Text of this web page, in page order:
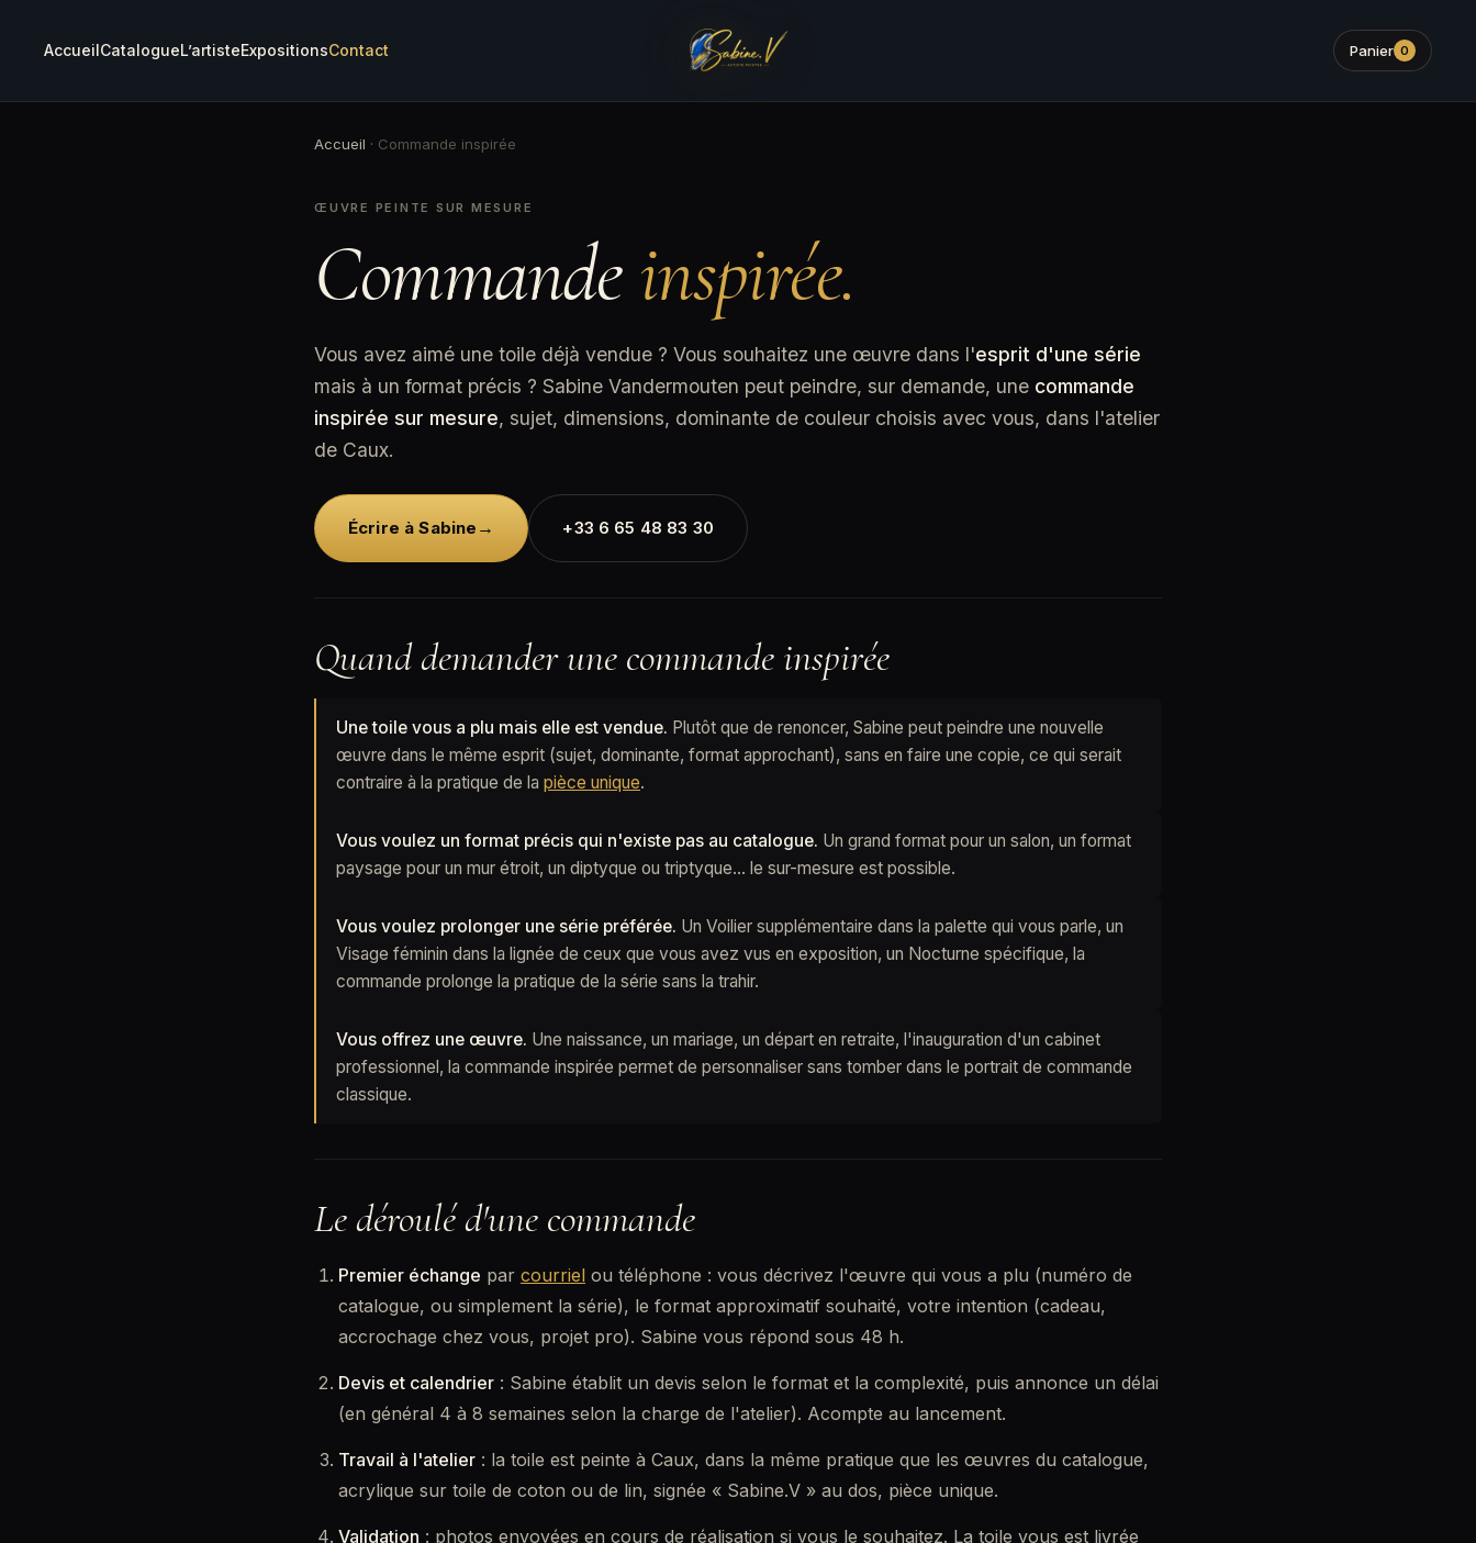
AccueilCatalogueL’artisteExpositionsContact Panier 0
Accueil · Commande inspirée
ŒUVRE PEINTE SUR MESURE
Commandeinspirée.
Vous avez aimé une toile déjà vendue ? Vous souhaitez une œuvre dans l'esprit d'une série
mais à un format précis ? Sabine Vandermouten peut peindre, sur demande, une commande
inspirée sur mesure, sujet, dimensions, dominante de couleur choisis avec vous, dans l'atelier
de Caux.
Écrire à Sabine → +33 6 65 48 83 30
Quand demander une commande inspirée
Une toile vous a plu mais elle est vendue. Plutôt que de renoncer, Sabine peut peindre une nouvelle
œuvre dans le même esprit (sujet, dominante, format approchant), sans en faire une copie, ce qui serait
contraire à la pratique de la pièce unique.
Vous voulez un format précis qui n'existe pas au catalogue. Un grand format pour un salon, un format
paysage pour un mur étroit, un diptyque ou triptyque… le sur-mesure est possible.
Vous voulez prolonger une série préférée. Un Voilier supplémentaire dans la palette qui vous parle, un
Visage féminin dans la lignée de ceux que vous avez vus en exposition, un Nocturne spécifique, la
commande prolonge la pratique de la série sans la trahir.
Vous offrez une œuvre. Une naissance, un mariage, un départ en retraite, l'inauguration d'un cabinet
professionnel, la commande inspirée permet de personnaliser sans tomber dans le portrait de commande
classique.
Le déroulé d'une commande
Premier échange par courriel ou téléphone : vous décrivez l'œuvre qui vous a plu (numéro de
catalogue, ou simplement la série), le format approximatif souhaité, votre intention (cadeau,
accrochage chez vous, projet pro). Sabine vous répond sous 48 h.
Devis et calendrier : Sabine établit un devis selon le format et la complexité, puis annonce un délai
(en général 4 à 8 semaines selon la charge de l'atelier). Acompte au lancement.
Travail à l'atelier : la toile est peinte à Caux, dans la même pratique que les œuvres du catalogue,
acrylique sur toile de coton ou de lin, signée « Sabine.V » au dos, pièce unique.
Validation : photos envoyées en cours de réalisation si vous le souhaitez. La toile vous est livrée